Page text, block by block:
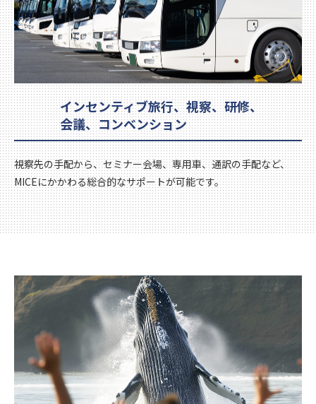
インセンティブ旅行、視察、研修、
会議、コンベンション
視察先の手配から、セミナー会場、専用車、通訳の手配など、
MICEにかかわる総合的なサポートが可能です。